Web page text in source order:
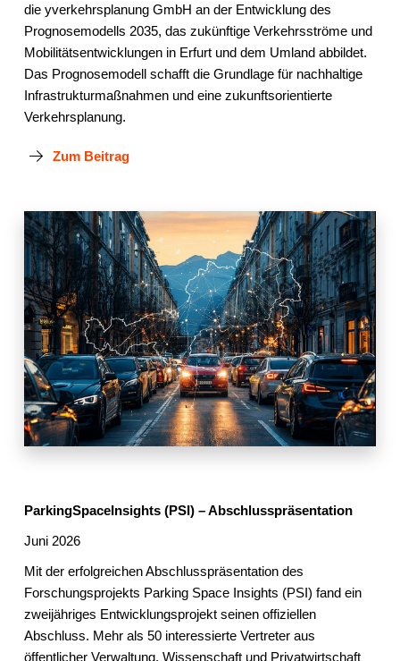
die yverkehrsplanung GmbH an der Entwicklung des
Prognosemodells 2035, das zukünftige Verkehrsströme und
Mobilitätsentwicklungen in Erfurt und dem Umland abbildet.
Das Prognosemodell schafft die Grundlage für nachhaltige
Infrastrukturmaßnahmen und eine zukunftsorientierte
Verkehrsplanung.
Zum Beitrag
ParkingSpaceInsights (PSI) – Abschlusspräsentation
Juni 2026
Mit der erfolgreichen Abschlusspräsentation des
Forschungsprojekts Parking Space Insights (PSI) fand ein
zweijähriges Entwicklungsprojekt seinen offiziellen
Abschluss. Mehr als 50 interessierte Vertreter aus
öffentlicher Verwaltung, Wissenschaft und Privatwirtschaft